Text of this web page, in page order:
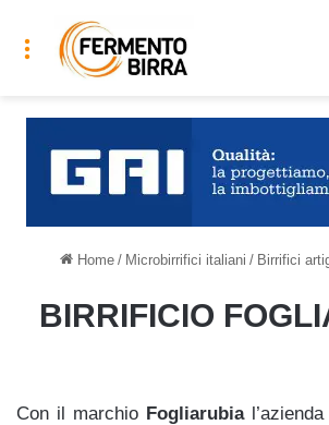
Menu
Home / Microbirrifici italiani / Birrifici
BIRRIFICIO
Con il marchio Fogliarubia